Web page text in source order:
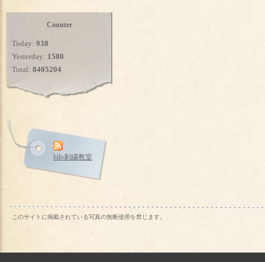
Counter
Today: 938
Yesterday: 1580
Total: 8405204
hilo刺繍教室
このサイトに掲載されている写真の無断使用を禁じます。